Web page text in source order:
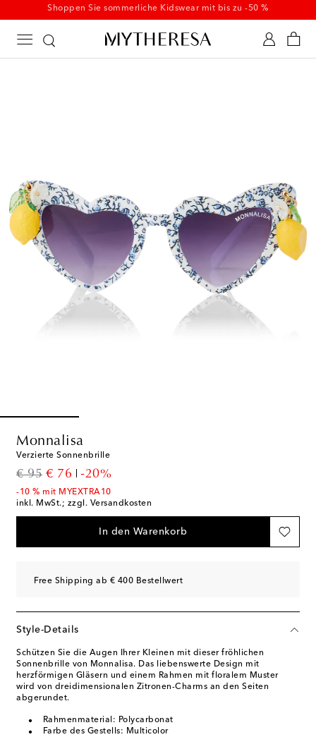
Startet jetzt: Kidswear Summer Sale
Monnalisa
Verzierte Sonnenbrille
€ 95
original price
€ 76
discount price
-20%
-10 % mit MYEXTRA10
inkl. MwSt.; zzgl. Versandkosten
In den Warenkorb
Free Shipping ab € 400 Bestellwert
Style-Details
Schützen Sie die Augen Ihrer Kleinen mit dieser fröhlichen
Sonnenbrille von Monnalisa. Das liebenswerte Design mit
herzförmigen Gläsern und einem Rahmen mit floralem Muster
wird von dreidimensionalen Zitronen-Charms an den Seiten
abgerundet.
Rahmenmaterial: Polycarbonat
Farbe des Gestells: Multicolor